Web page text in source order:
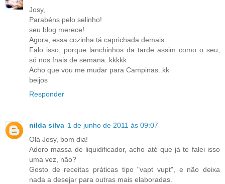
Josy,
Parabéns pelo selinho!
seu blog merece!
Agora, essa cozinha tá caprichada demais...
Falo isso, porque lanchinhos da tarde assim como o seu,
só nos fnais de semana..kkkkk
Acho que vou me mudar para Campinas..kk
beijos
Responder
nilda silva 1 de junho de 2011 às 09:07
Olá Josy, bom dia!
Adoro massa de liquidificador, acho até que já te falei isso
uma vez, não?
Gosto de receitas práticas tipo "vapt vupt", e não deixa
nada a desejar para outras mais elaboradas.